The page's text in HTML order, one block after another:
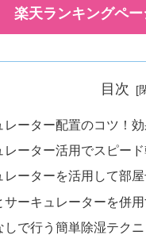
楽天ランキングペ
目次
レーター配置のコツ！
レーター活用でスピー
レーターを活用して部
サーキュレーターを併
しで行う簡単除湿テクニ